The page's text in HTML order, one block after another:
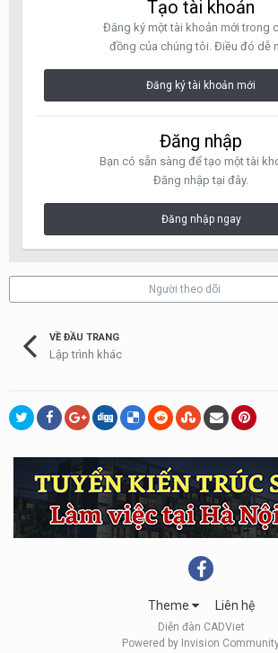
Tạo tài khoản
Đăng ký một tài khoản mới trong
đồng của chúng tôi. Điều đó dễ
Đăng ký tài khoản mới
Đăng nhập
Bạn có sẵn sàng để tạo một tài
Đăng nhập tại đây.
Đăng nhập ngay
Người theo dõi
VỀ ĐẦU TRANG
Lập trình khác
Theme Liên hệ
Diễn đàn CADViet
Powered by Invision